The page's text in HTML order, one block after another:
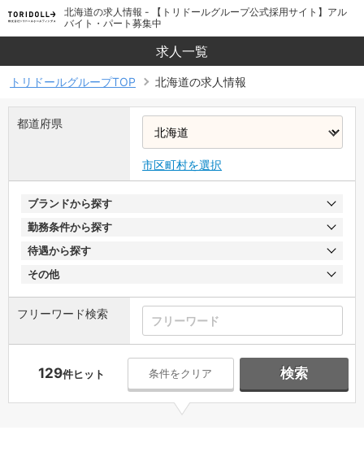
北海道の求人情報 - 【トリドールグループ公式採用サイト】アル
バイト・パート募集中
求人一覧
トリドールグループTOP 北海道の求人情報
都道府県
市区町村を選択
ブランドから探す
勤務条件から探す
待遇から探す
その他
フリーワード検索
129件ヒット 条件をクリア 検索